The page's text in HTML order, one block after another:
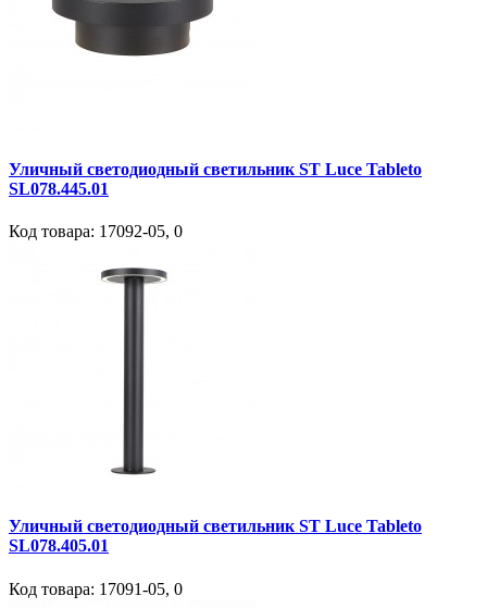
Уличный светодиодный светильник ST Luce Tableto
SL078.445.01
Код товара: 17092-05, 0
Уличный светодиодный светильник ST Luce Tableto
SL078.405.01
Код товара: 17091-05, 0